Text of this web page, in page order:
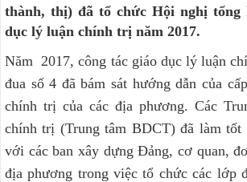
thành, thị) đã tổ chức Hội nghị tổng
dục lý luận chính trị năm 2017.
Năm 2017, công tác giáo dục lý luận
đua số 4 đã bám sát hướng dẫn của
chính trị của các địa phương. Các
chính trị (Trung tâm BDCT) đã làm tốt
với các ban xây dựng Đảng, cơ quan,
địa phương trong việc tổ chức các lớp